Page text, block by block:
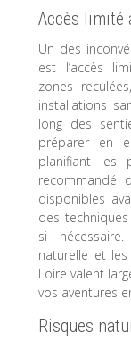
Accès limité
Un des
est l’accès
zones
installations
long des
préparer en
planifiant les
recommandé
disponibles
des
si
naturelle et
Loire valent
vos aventures
Risques